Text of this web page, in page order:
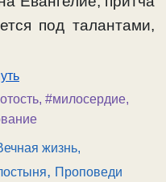
под талантами,
, #милосердие,
жизнь,
, Проповеди